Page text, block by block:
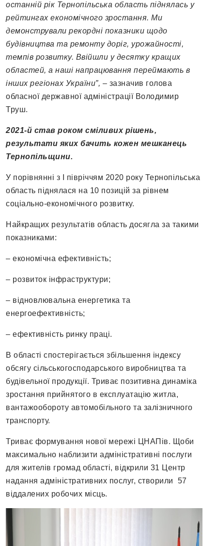
останній рік Тернопільська область піднялась у
рейтингах економічного зростання. Ми
демонстрували рекордні показники щодо
будівництва та ремонту доріг, урожайності,
темпів розвитку. Ввійшли у десятку кращих
областей, а наші напрацювання переймають в
інших регіонах України”, – зазначив голова
обласної державної адміністрації Володимир
Труш.
2021-й став роком сміливих рішень,
результати яких бачить кожен мешканець
Тернопільщини.
У порівнянні з І півріччям 2020 року Тернопільська
область піднялася на 10 позицій за рівнем
соціально-економічного розвитку.
Найкращих результатів область досягла за такими
показниками:
– економічна ефективність;
– розвиток інфраструктури;
– відновлювальна енергетика та
енергоефективність;
– ефективність ринку праці.
В області спостерігається збільшення індексу
обсягу сільськогосподарського виробництва та
будівельної продукції. Триває позитивна динаміка
зростання прийнятого в експлуатацію житла,
вантажообороту автомобільного та залізничного
транспорту.
Триває формування нової мережі ЦНАПів. Щоби
максимально наблизити адміністративні послуги
для жителів громад області, відкрили 31 Центр
надання адміністративних послуг, створили 57
віддалених робочих місць.